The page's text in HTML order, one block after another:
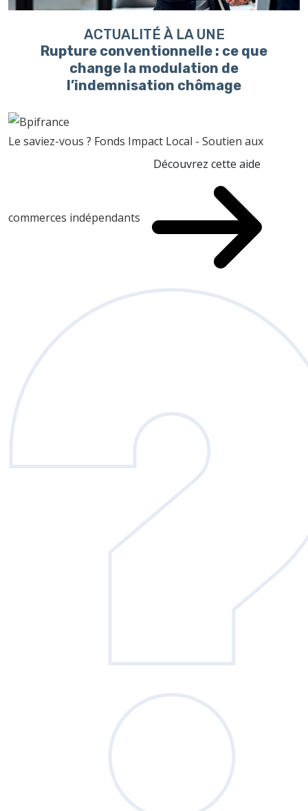
ACTUALITÉ À LA UNE
Rupture conventionnelle : ce que
change la modulation de
l’indemnisation chômage
Le saviez-vous ? Fonds Impact Local - Soutien aux
commerces indépendants
Découvrez cette aide